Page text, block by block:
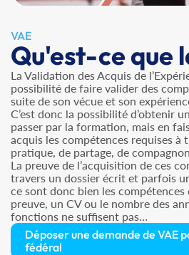
VAE
Qu'est-ce que
La Validation des Acquis de
possibilité de faire valider des
suite de son vécue et son
C’est donc la possibilité d’obtenir
passer par la formation, mais en
acquis les compétences requises à
pratique, de partage, de
La preuve de l’acquisition de ces
travers un dossier écrit et parfois
ce sont donc bien les
preuve, un CV ou le nombre des
fonctions ne suffisent pas…
Déposer une demande de VAE
fédéral